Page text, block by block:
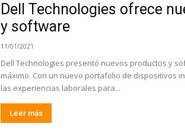
Dell Technologies ofrece
y software
11/01/2021
Dell Technologies presentó nuevos productos y
máximo. Con un nuevo portafolio de dispositivos
las experiencias laborales para...
Leer más